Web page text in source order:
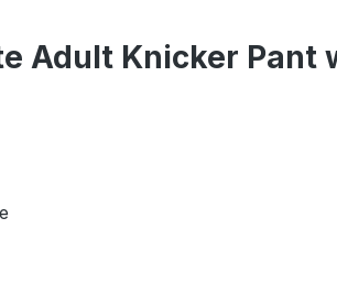
Adult Knicker Pant